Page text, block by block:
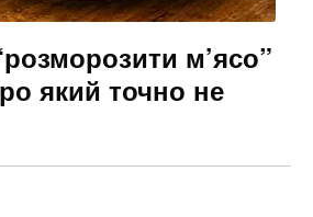
м’ясо”
який точно не